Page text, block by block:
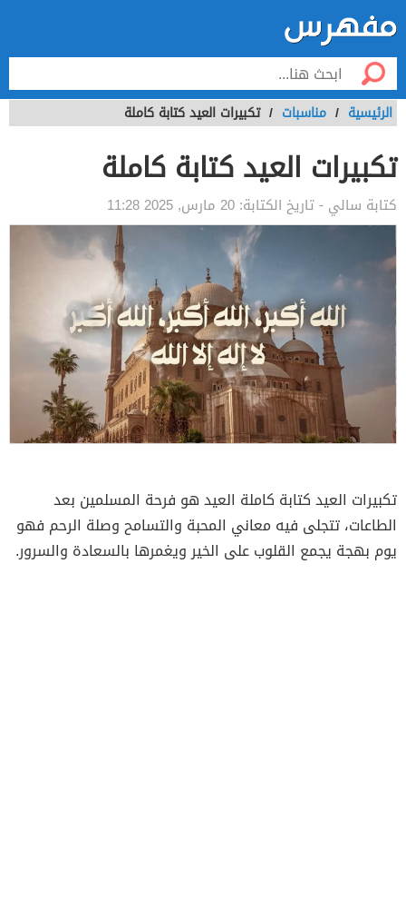
الرئيسية / مناسبات / تكبيرات العيد كتابة كاملة
تكبيرات العيد كتابة كاملة
كتابة سالي - تاريخ الكتابة: 20 مارس, 2025 11:28
تكبيرات العيد كتابة كاملة العيد هو فرحة المسلمين بعد
الطاعات، تتجلى فيه معاني المحبة والتسامح وصلة الرحم فهو
يوم بهجة يجمع القلوب على الخير ويغمرها بالسعادة والسرور.